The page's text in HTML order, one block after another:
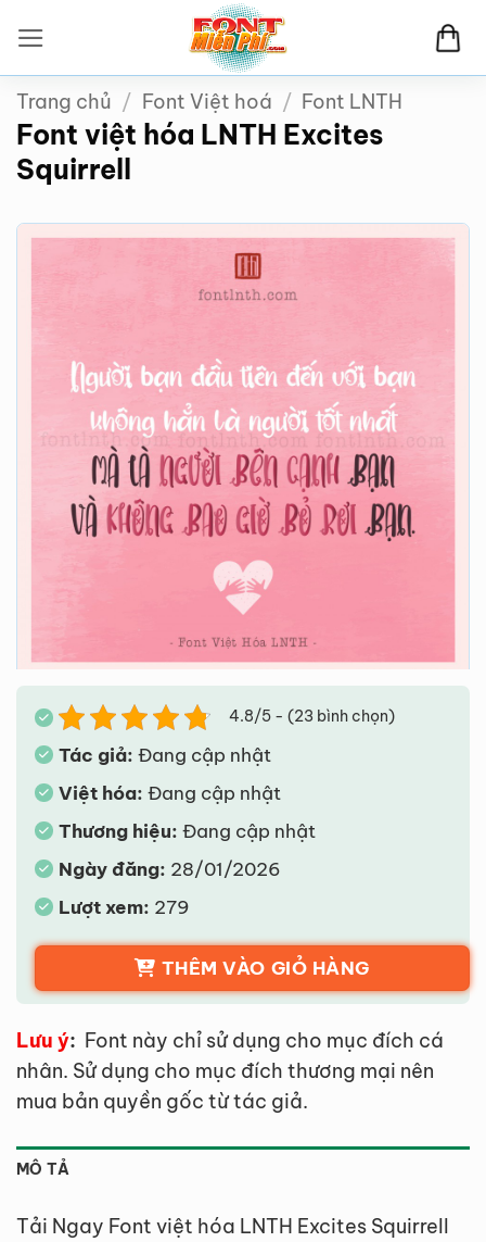
qua
nội
dung
Trang chủ / Font Việt hoá / Font LNTH
Font việt hóa LNTH Excites
Squirrell
4.8/5 - (23 bình chọn)
Tác giả: Đang cập nhật
Việt hóa: Đang cập nhật
Thương hiệu: Đang cập nhật
Ngày đăng: 28/01/2026
Lượt xem: 279
THÊM VÀO GIỎ HÀNG
Lưu ý: Font này chỉ sử dụng cho mục đích cá
nhân. Sử dụng cho mục đích thương mại nên
mua bản quyền gốc từ tác giả.
MÔ TẢ
Tải Ngay Font việt hóa LNTH Excites Squirrell